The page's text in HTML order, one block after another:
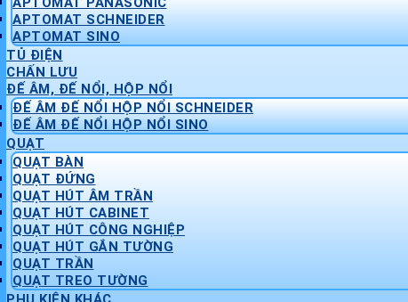
APTOMAT SCHNEIDER
APTOMAT SINO
TỦ ĐIỆN
CHẤN LƯU
ĐẾ ÂM, ĐẾ NỔI, HỘP NỔI
ĐẾ ÂM ĐẾ NỔI HỘP NỔI SCHNEIDER
ĐẾ ÂM ĐẾ NỔI HỘP NỔI SINO
QUẠT
QUẠT BÀN
QUẠT ĐỨNG
QUẠT HÚT ÂM TRẦN
QUẠT HÚT CABINET
QUẠT HÚT CÔNG NGHIỆP
QUẠT HÚT GẮN TƯỜNG
QUẠT TRẦN
QUẠT TREO TƯỜNG